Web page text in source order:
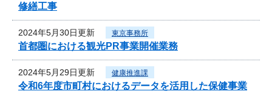
修繕工事
2024年5月30日更新 東京事務所
首都圏における観光PR事業開催業務
2024年5月29日更新 健康推進課
令和6年度市町村におけるデータを活用した保健事業